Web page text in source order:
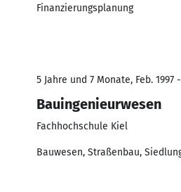
Finanzierungsplanung
5 Jahre und 7 Monate, Feb. 1997
Bauingenieurwesen
Fachhochschule Kiel
Bauwesen, Straßenbau,